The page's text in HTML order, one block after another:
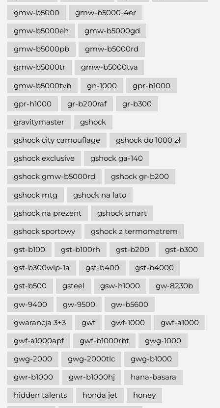
gmw-b5000
gmw-b5000-4er
gmw-b5000eh
gmw-b5000gd
gmw-b5000pb
gmw-b5000rd
gmw-b5000tr
gmw-b5000tva
gmw-b5000tvb
gn-1000
gpr-b1000
gpr-h1000
gr-b200raf
gr-b300
gravitymaster
gshock
gshock city camouflage
gshock do 1000 zł
gshock exclusive
gshock ga-140
gshock gmw-b5000rd
gshock gr-b200
gshock mtg
gshock na lato
gshock na prezent
gshock smart
gshock sportowy
gshock z termometrem
gst-b100
gst-b100rh gst-b200
gst-b300
gst-b300wlp-1a
gst-b400
gst-b4000
gst-b500
gsteel gsw-h1000
gw-8230b
gw-9400
gw-9500
gw-b5600
gwarancja 3+3
gwf gwf-1000
gwf-a1000
gwf-a1000apf
gwf-b1000rbt
gwg-1000
gwg-2000
gwg-2000tlc
gwg-b1000
gwr-b1000
gwr-b1000hj
hana-basara
hidden talents
honda jet
honey